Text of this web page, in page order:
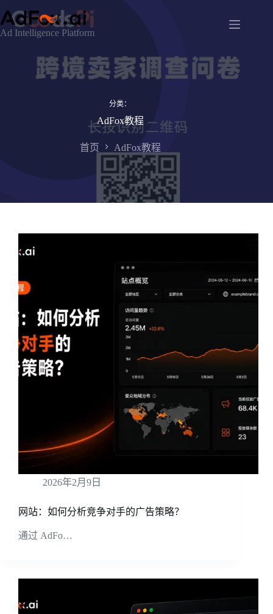
至
内
Ad Intelligence Platform
分类：
AdFox教程
首页 AdFox教程
2026年2月9日
网站：如何分析竞争对手的广告策略？
通过 AdFo…